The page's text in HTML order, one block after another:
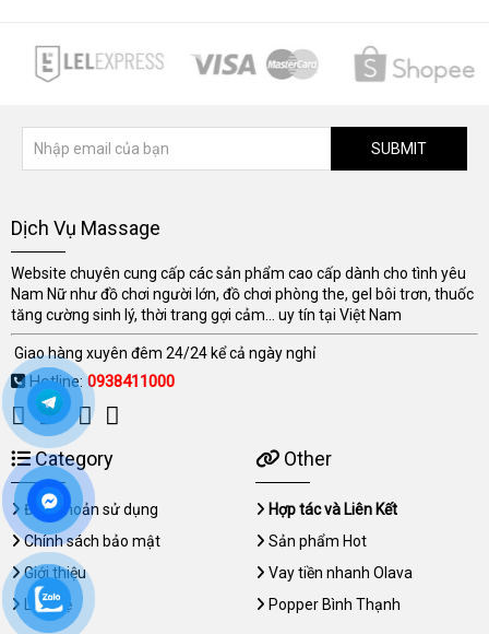
SUBMIT
Dịch Vụ Massage
Website chuyên cung cấp các sản phẩm cao cấp dành cho tình yêu
Nam Nữ như đồ chơi người lớn, đồ chơi phòng the, gel bôi trơn, thuốc
tăng cường sinh lý, thời trang gợi cảm... uy tín tại Việt Nam
Giao hàng xuyên đêm 24/24 kể cả ngày nghỉ
Hotline: 0938411000
Category
Điều khoản sử dụng
Chính sách bảo mật
Giới thiệu
Liên hệ
Other
Hợp tác và Liên Kết
Sản phẩm Hot
Vay tiền nhanh Olava
Popper Bình Thạnh